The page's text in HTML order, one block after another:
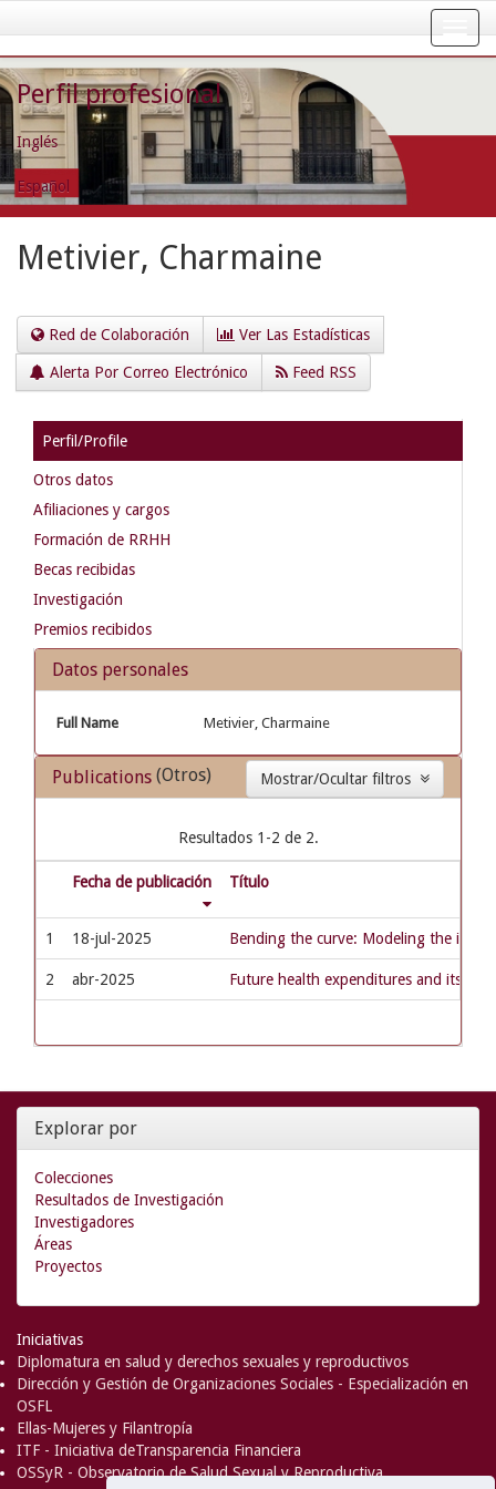
navigation
Perfil profesional
Inglés
Español
Metivier, Charmaine
Red de Colaboración Ver Las Estadísticas
Alerta Por Correo Electrónico Feed RSS
Perfil/Profile
Otros datos
Afiliaciones y cargos
Formación de RRHH
Becas recibidas
Investigación
Premios recibidos
Datos personales
Full Name Metivier, Charmaine
Publications (Otros)
Resultados 1-2 de 2.
Fecha de publicación Título
1 18-jul-2025 Bending the curve: Modeling the
2 abr-2025 Future health expenditures and its
Explorar por
Colecciones
Resultados de Investigación
Investigadores
Áreas
Proyectos
Iniciativas
Diplomatura en salud y derechos sexuales y reproductivos
Dirección y Gestión de Organizaciones Sociales - Especialización en
OSFL
Ellas-Mujeres y Filantropía
ITF - Iniciativa deTransparencia Financiera
OSSyR - Observatorio de Salud Sexual y Reproductiva